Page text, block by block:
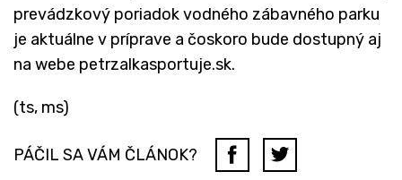
prevádzkový poriadok vodného zábavného parku
je aktuálne v príprave a čoskoro bude dostupný aj
na webe petrzalkasportuje.sk.
(ts, ms)
PÁČIL SA VÁM ČLÁNOK?